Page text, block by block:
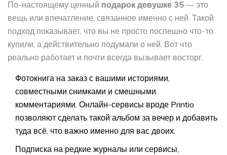
По-настоящему ценный подарок девушке 35 — это
вещь или впечатление, связанное именно с ней. Такой
подход показывает, что вы не просто поспешно что-то
купили, а действительно подумали о ней. Вот что
реально работает и почти всегда вызывает восторг.
Фотокнига на заказ с вашими историями,
совместными снимками и смешными
комментариями. Онлайн-сервисы вроде Printio
позволяют сделать такой альбом за вечер и добавить
туда всё, что важно именно для вас двоих.
Подписка на редкие журналы или сервисы,